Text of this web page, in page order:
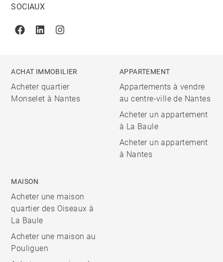
SOCIAUX
FacebookLinkedinInstagram
ACHAT IMMOBILIER
Acheter quartier
Monselet à Nantes
APPARTEMENT
Appartements à vendre
au centre-ville de Nantes
Acheter un appartement
à La Baule
Acheter un appartement
à Nantes
MAISON
Acheter une maison
quartier des Oiseaux à
La Baule
Acheter une maison au
Pouliguen